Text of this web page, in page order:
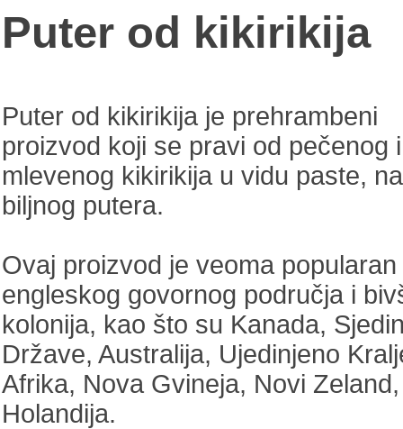
Puter od kikirikija
Puter od kikirikija je prehrambeni
proizvod koji se pravi od pečenog
mlevenog kikirikija u vidu paste,
biljnog putera.
Ovaj proizvod je veoma
engleskog govornog područja i
kolonija, kao što su Kanada,
Države, Australija, Ujedinjeno
Afrika, Nova Gvineja, Novi
Holandija.